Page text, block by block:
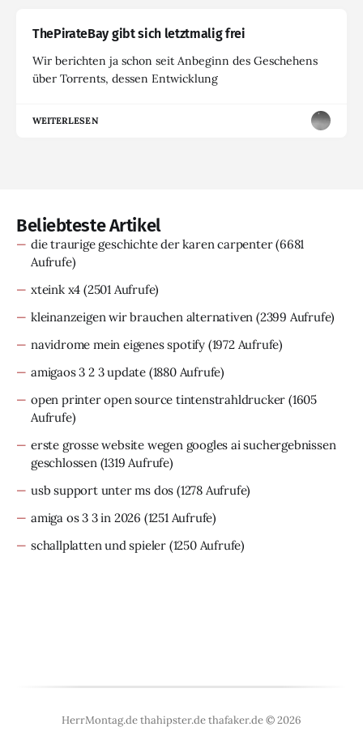
ThePirateBay gibt sich letztmalig frei
Wir berichten ja schon seit Anbeginn des Geschehens
über Torrents, dessen Entwicklung
WEITERLESEN
Beliebteste Artikel
die traurige geschichte der karen carpenter(6681
Aufrufe)
xteink x4 (2501 Aufrufe)
kleinanzeigen wir brauchen alternativen (2399 Aufrufe)
navidrome mein eigenes spotify (1972 Aufrufe)
amigaos 3 2 3 update (1880 Aufrufe)
open printer open source tintenstrahldrucker (1605
Aufrufe)
erste grosse website wegen googles ai suchergebnissen
geschlossen (1319 Aufrufe)
usb support unter ms dos (1278 Aufrufe)
amiga os 3 3 in 2026 (1251 Aufrufe)
schallplatten und spieler (1250 Aufrufe)
HerrMontag.de thahipster.de thafaker.de © 2026